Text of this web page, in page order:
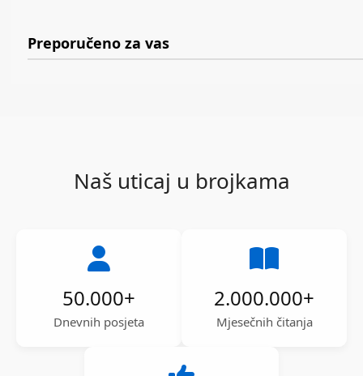
Preporučeno za vas
Naš uticaj u brojkama
50.000+
Dnevnih posjeta
2.000.000+
Mjesečnih čitanja